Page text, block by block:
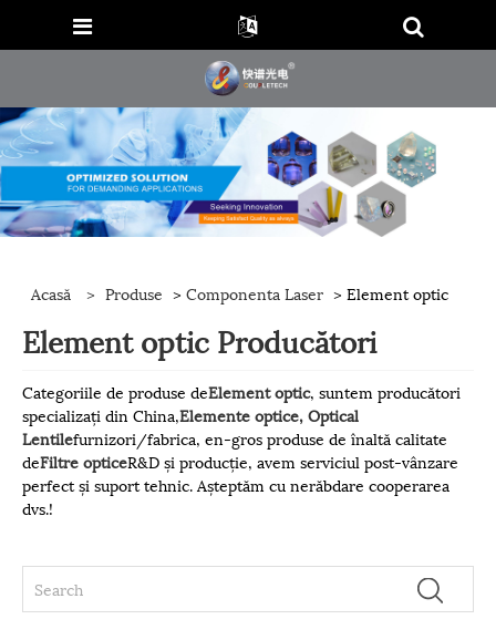
Acasă > Produse >Componenta Laser > Element optic
Element optic Producători
Categoriile de produse deElement optic, suntem producători
specializați din China,Elemente optice, Optical
Lentilefurnizori/fabrica, en-gros produse de înaltă calitate
deFiltre opticeR&D și producție, avem serviciul post-vânzare
perfect și suport tehnic. Așteptăm cu nerăbdare cooperarea
dvs.!